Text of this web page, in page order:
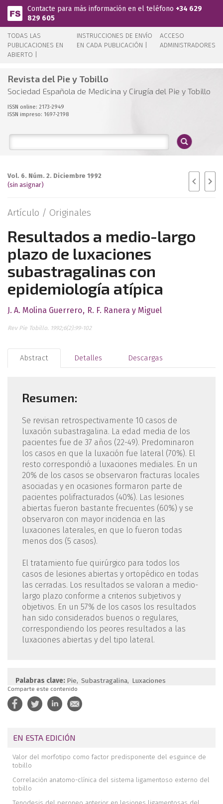
Pasar al contenido principal
Contacte para más información en el teléfono +34 629
829 605
TODAS LAS
PUBLICACIONES EN
ABIERTO |
INSTRUCCIONES DE ENVÍO
EN CADA PUBLICACIÓN |
ACCESO
ADMINISTRADORES
Revista del Pie y Tobillo
Sociedad Española de Medicina y Cirugía del Pie y Tobillo
ISSN online: 2173-2949
ISSN impreso: 1697-2198
Vol. 6. Núm. 2. Diciembre 1992
(sin asignar)
Artículo / Originales
Resultados a medio-largo
plazo de luxaciones
subastragalinas con
epidemiología atípica
J. A. Molina Guerrero R. F. Ranera y Miguel
Rev Pie Tobillo. 1992;6(2):99-102
Abstract Detalles Descargas
Resumen:
Se revisan retrospectivamente 10 casos de
luxación subastragalina. La edad media de los
pacientes fue de 37 años (22-49). Predominaron
los casos en que la luxación fue lateral (70%). El
resto correspondió a luxaciones mediales. En un
20% de los casos se observaron fracturas locales
asociadas y en ocasiones formaron parte de
pacientes polifracturados (40%). Las lesiones
abiertas fueron bastante frecuentes (60%) y se
observaron con mayor incidencia en las
luxaciones laterales, en que lo fueron todas
menos dos (5 casos).
El tratamiento fue quirúrgico para todos los
casos de lesiones abiertas y ortopédico en todas
las cerradas. Los resultados se valoran a medio-
largo plazo conforme a criterios subjetivos y
objetivos. En un 57% de los casos los resultados
han sido considerados buenos o regulares,
correspondiendo los peores resultados a las
luxaciones abiertas y del tipo lateral.
Palabras clave: Pie Subastragalina Luxaciones
Comparte este contenido
EN ESTA EDICIÓN
Valor del morfotipo como factor predisponente del esguince de
tobillo
Correlación anatomo-clínica del sistema ligamentoso externo del
tobillo